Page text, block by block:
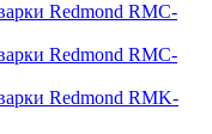
Redmond RMC-
Redmond RMC-
Redmond RMK-